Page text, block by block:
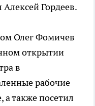
Гордеев.
Олег Фомичев
открытии
в
рабочие
а также посетил